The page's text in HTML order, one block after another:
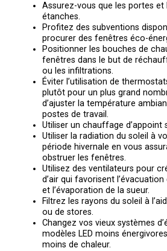
Assurez-vous que les portes
étanches.
Profitez des subventions
procurer des fenêtres éco-
Positionner les bouches de
fenêtres dans le but de
ou les infiltrations.
Éviter l’utilisation de
plutôt pour un plus grand
d’ajuster la température
postes de travail.
Utiliser un chauffage d’appoint
Utiliser la radiation du soleil à
période hivernale en vous
obstruer les fenêtres.
Utilisez des ventilateurs pour
d’air qui favorisent l’évacuation
et l’évaporation de la sueur.
Filtrez les rayons du soleil à
ou de stores.
Changez vos vieux systèmes
modèles LED moins
moins de chaleur.